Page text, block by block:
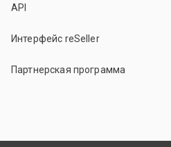
API
Интерфейс reSeller
Партнерская программа